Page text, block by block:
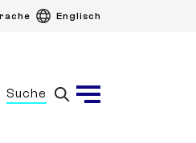
Englisch
Suche